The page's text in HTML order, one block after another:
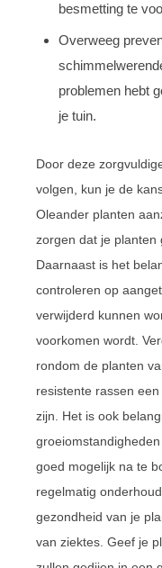
besmetting te
Overweeg
problemen hebt
je tuin.
Door deze
volgen, kun je de
Oleander planten
zorgen dat je planten
Daarnaast is het
controleren op
verwijderd kunnen
voorkomen wordt.
rondom de planten
resistente rassen
zijn. Het is ook
goed mogelijk na te
regelmatig
gezondheid van je
van ziektes. Geef je